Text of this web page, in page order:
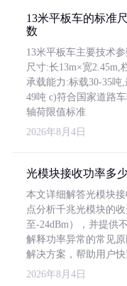
13米平板车的标准
数
13米平板车主要技术
尺寸:长13m×宽2.45m,
承载能力:标载30-35吨
49吨 c)符合国家道路
轴荷限值标准
2026年8月4日
光模块接收功率多
本文详细解答光模块
点分析千兆光模块的
至-24dBm），并提供
解释功率异常的常见
解决方案，帮助用户快
2026年8月4日